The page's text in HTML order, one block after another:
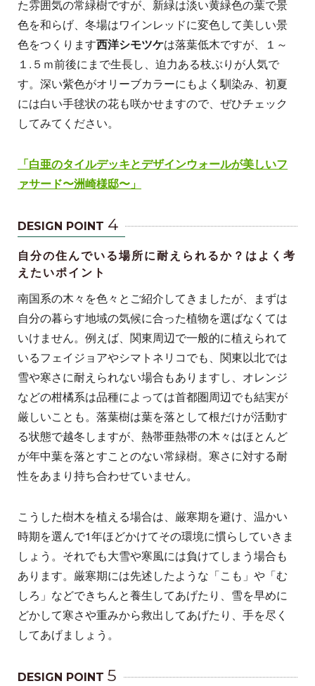
た雰囲気の常緑樹ですが、新緑は淡い黄緑色の葉で景
色を和らげ、冬場はワインレッドに変色して美しい景
色をつくります西洋シモツケは落葉低木ですが、１～
１.５ｍ前後にまで生長し、迫力ある枝ぶりが人気で
す。深い紫色がオリーブカラーにもよく馴染み、初夏
には白い手毬状の花も咲かせますので、ぜひチェック
してみてください。
「白亜のタイルデッキとデザインウォールが美しいフ
ァサード〜洲崎様邸〜」
DESIGN POINT 4
自分の住んでいる場所に耐えられるか？はよく考
えたいポイント
南国系の木々を色々とご紹介してきましたが、まずは
自分の暮らす地域の気候に合った植物を選ばなくては
いけません。例えば、関東周辺で一般的に植えられて
いるフェイジョアやシマトネリコでも、関東以北では
雪や寒さに耐えられない場合もありますし、オレンジ
などの柑橘系は品種によっては首都圏周辺でも結実が
厳しいことも。落葉樹は葉を落として根だけが活動す
る状態で越冬しますが、熱帯亜熱帯の木々はほとんど
が年中葉を落とすことのない常緑樹。寒さに対する耐
性をあまり持ち合わせていません。
こうした樹木を植える場合は、厳寒期を避け、温かい
時期を選んで1年ほどかけてその環境に慣らしていきま
しょう。それでも大雪や寒風には負けてしまう場合も
あります。厳寒期には先述したような「こも」や「む
しろ」などできちんと養生してあげたり、雪を早めに
どかして寒さや重みから救出してあげたり、手を尽く
してあげましょう。
DESIGN POINT 5